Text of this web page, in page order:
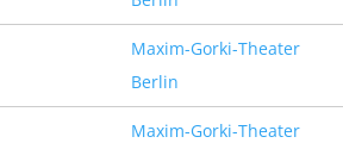
Maxim-Gorki-Theater
Berlin
Maxim-Gorki-Theater